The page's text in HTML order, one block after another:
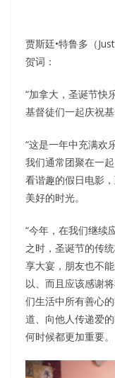
贾斯廷•特鲁多（
贺词：
“加拿大，圣诞节快
基督徒们一起庆祝基
“这是一年中充满欢
我们通常团聚在一
看谐趣的假日电影
美好的时光。
“今年，在我们继续
之时，圣诞节的传
享大宴，朋友也不
以、而且应该感谢
们生活中所有善心
道、向他人传递爱
何时候都更加重要。